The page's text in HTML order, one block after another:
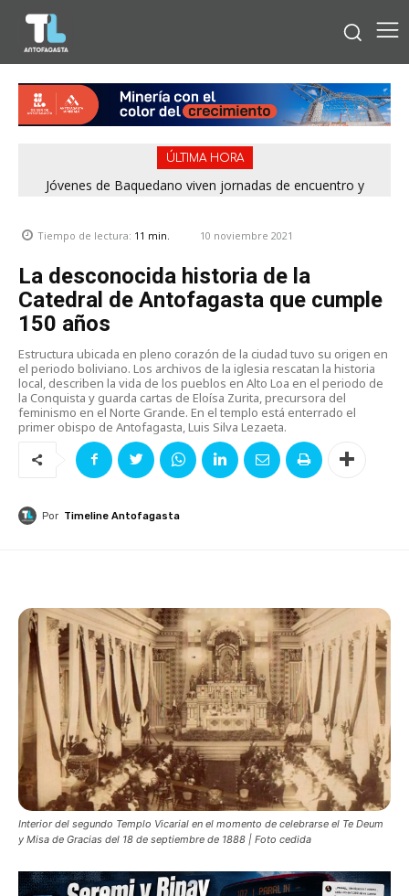
ÚLTIMA HORA
Concejales piden adelantar gestiones por la playa La Chimba
Tiempo de lectura: 11 min. 10 noviembre 2021
La desconocida historia de la
Catedral de Antofagasta que cumple
150 años
Estructura ubicada en pleno corazón de la ciudad tuvo su origen en
el periodo boliviano. Los archivos de la iglesia rescatan la historia
local, describen la vida de los pueblos en Alto Loa en el periodo de
la Conquista y guarda cartas de Eloísa Zurita, precursora del
feminismo en el Norte Grande. En el templo está enterrado el
primer obispo de Antofagasta, Luis Silva Lezaeta.
Por Timeline Antofagasta
Interior del segundo Templo Vicarial en el momento de celebrarse el Te Deum
y Misa de Gracias del 18 de septiembre de 1888 | Foto cedida